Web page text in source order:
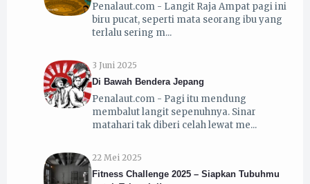
Penalaut.com - Langit Raja Ampat pagi ini
biru pucat, seperti mata seorang ibu yang
terlalu sering m
3 Juni 2025
Di Bawah Bendera Jepang
Penalaut.com - Pagi itu mendung
membalut langit sepenuhnya. Sinar
matahari tak diberi celah lewat me
22 Mei 2025
Fitness Challenge 2025 – Siapkan Tubuhmu